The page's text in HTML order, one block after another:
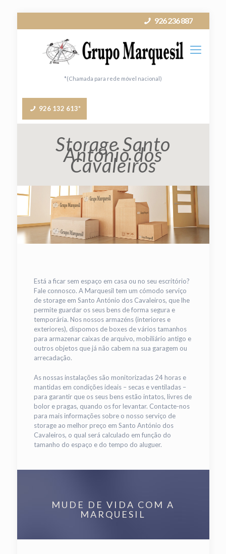
926 236 887
*(Chamada para rede móvel nacional)
926 132 613*
Storage Santo
António dos
Cavaleiros
Está a ficar sem espaço em casa ou no seu escritório?
Fale connosco. A Marquesil tem um cómodo serviço
de storage em Santo António dos Cavaleiros, que lhe
permite guardar os seus bens de forma segura e
temporária. Nos nossos armazéns (interiores e
exteriores), dispomos de boxes de vários tamanhos
para armazenar caixas de arquivo, mobiliário antigo e
outros objetos que já não cabem na sua garagem ou
arrecadação.
As nossas instalações são monitorizadas 24 horas e
mantidas em condições ideais – secas e ventiladas –
para garantir que os seus bens estão intatos, livres de
bolor e pragas, quando os for levantar. Contacte-nos
para mais informações sobre o nosso serviço de
storage ao melhor preço em Santo António dos
Cavaleiros, o qual será calculado em função do
tamanho do espaço e do tempo do aluguer.
MUDE DE VIDA COM A
MARQUESIL